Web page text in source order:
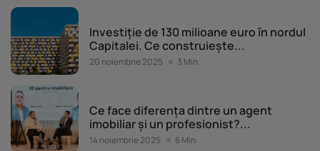
Investiție de 130 milioane euro în nordul
Capitalei. Ce construiește...
20 noiembrie 2025 3 Min
Ce face diferența dintre un agent
imobiliar și un profesionist?...
14 noiembrie 2025 6 Min